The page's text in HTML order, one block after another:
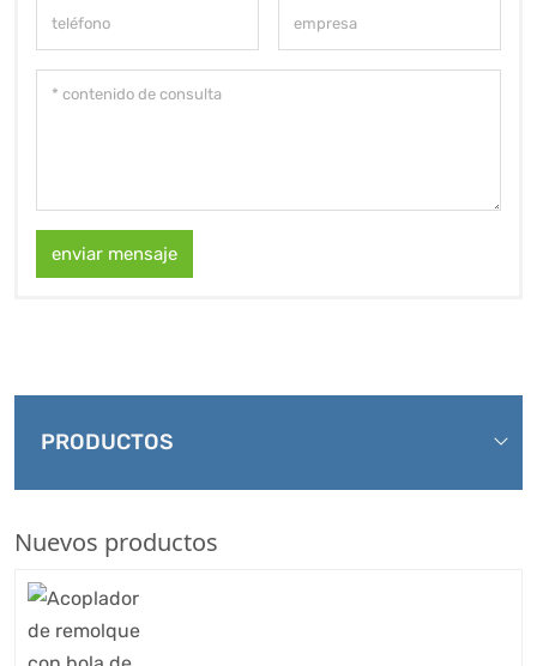
enviar mensaje
PRODUCTOS
Nuevos productos